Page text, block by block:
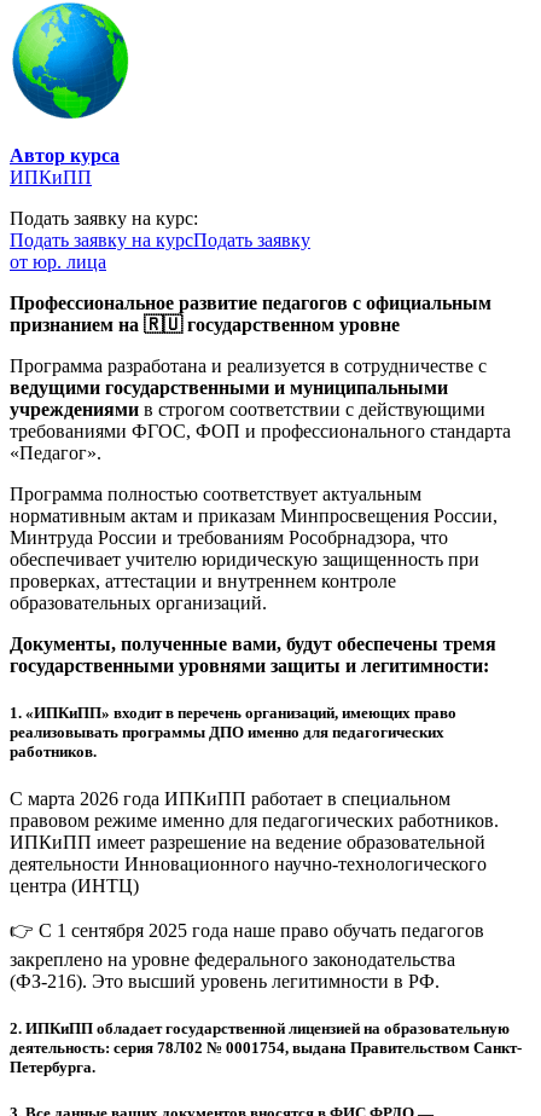
Автор курса
ИПКиПП
Подать заявку на курс:
Подать заявку на курсПодать заявку
от юр. лица
Профессиональное развитие педагогов с официальным
признанием на 🇷🇺 государственном уровне
Программа разработана и реализуется в сотрудничестве с
ведущими государственными и муниципальными
учреждениями в строгом соответствии с действующими
требованиями ФГОС, ФОП и профессионального стандарта
«Педагог».
Программа полностью соответствует актуальным
нормативным актам и приказам Минпросвещения России,
Минтруда России и требованиям Рособрнадзора, что
обеспечивает учителю юридическую защищенность при
проверках, аттестации и внутреннем контроле
образовательных организаций.
Документы, полученные вами, будут обеспечены тремя
государственными уровнями защиты и легитимности:
1. «ИПКиПП» входит в перечень организаций, имеющих право
реализовывать программы ДПО именно для педагогических
работников.
С марта 2026 года ИПКиПП работает в специальном
правовом режиме именно для педагогических работников.
ИПКиПП имеет разрешение на ведение образовательной
деятельности Инновационного научно-технологического
центра (ИНТЦ)
👉 С 1 сентября 2025 года наше право обучать педагогов
закреплено на уровне федерального законодательства
(ФЗ-216). Это высший уровень легитимности в РФ.
2. ИПКиПП обладает государственной лицензией на образовательную
деятельность: серия 78Л02 № 0001754, выдана Правительством Санкт-
Петербурга.